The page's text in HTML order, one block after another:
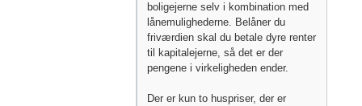
boligejerne selv i kombination med
lånemulighederne. Belåner du
friværdien skal du betale dyre renter
til kapitalejerne, så det er der
pengene i virkeligheden ender.
Der er kun to huspriser, der er